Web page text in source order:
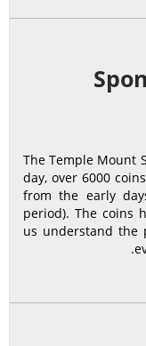
The Temple Mount
day, over 6000
from the early
period). The coins
us understand the